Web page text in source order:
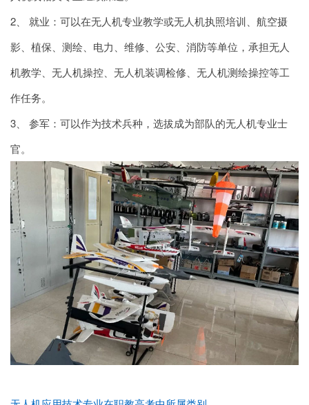
2、 就业：可以在无人机专业教学或无人机执照培训、航空摄
影、植保、测绘、电力、维修、公安、消防等单位，承担无人
机教学、无人机操控、无人机装调检修、无人机测绘操控等工
作任务。
3、 参军：可以作为技术兵种，选拔成为部队的无人机专业士
官。